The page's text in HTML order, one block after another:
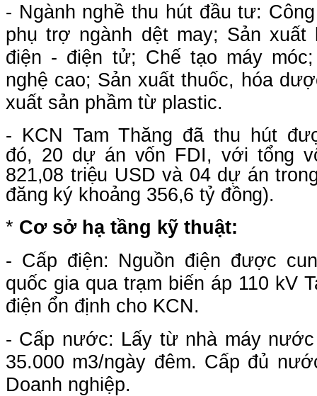
- Ngành nghề thu hút đầu tư:
phụ trợ ngành dệt may; Sản
điện - điện tử; Chế tạo máy
nghệ cao; Sản xuất thuốc, hóa
xuất sản phầm từ plastic.
- KCN Tam Thăng đã thu hút
đó, 20 dự án vốn FDI, với tổng
821,08 triệu USDvà 04 dự án
đăng ký khoảng 356,6tỷ đồng).
* Cơ sở hạ tầng kỹ thuật:
- Cấp điện: Nguồn điện được
quốc gia qua trạm biến áp 110 kV
điện ổn định cho KCN.
- Cấp nước: Lấy từ nhà máy
35.000 m3/ngày đêm. Cấp đủ
Doanh nghiệp.